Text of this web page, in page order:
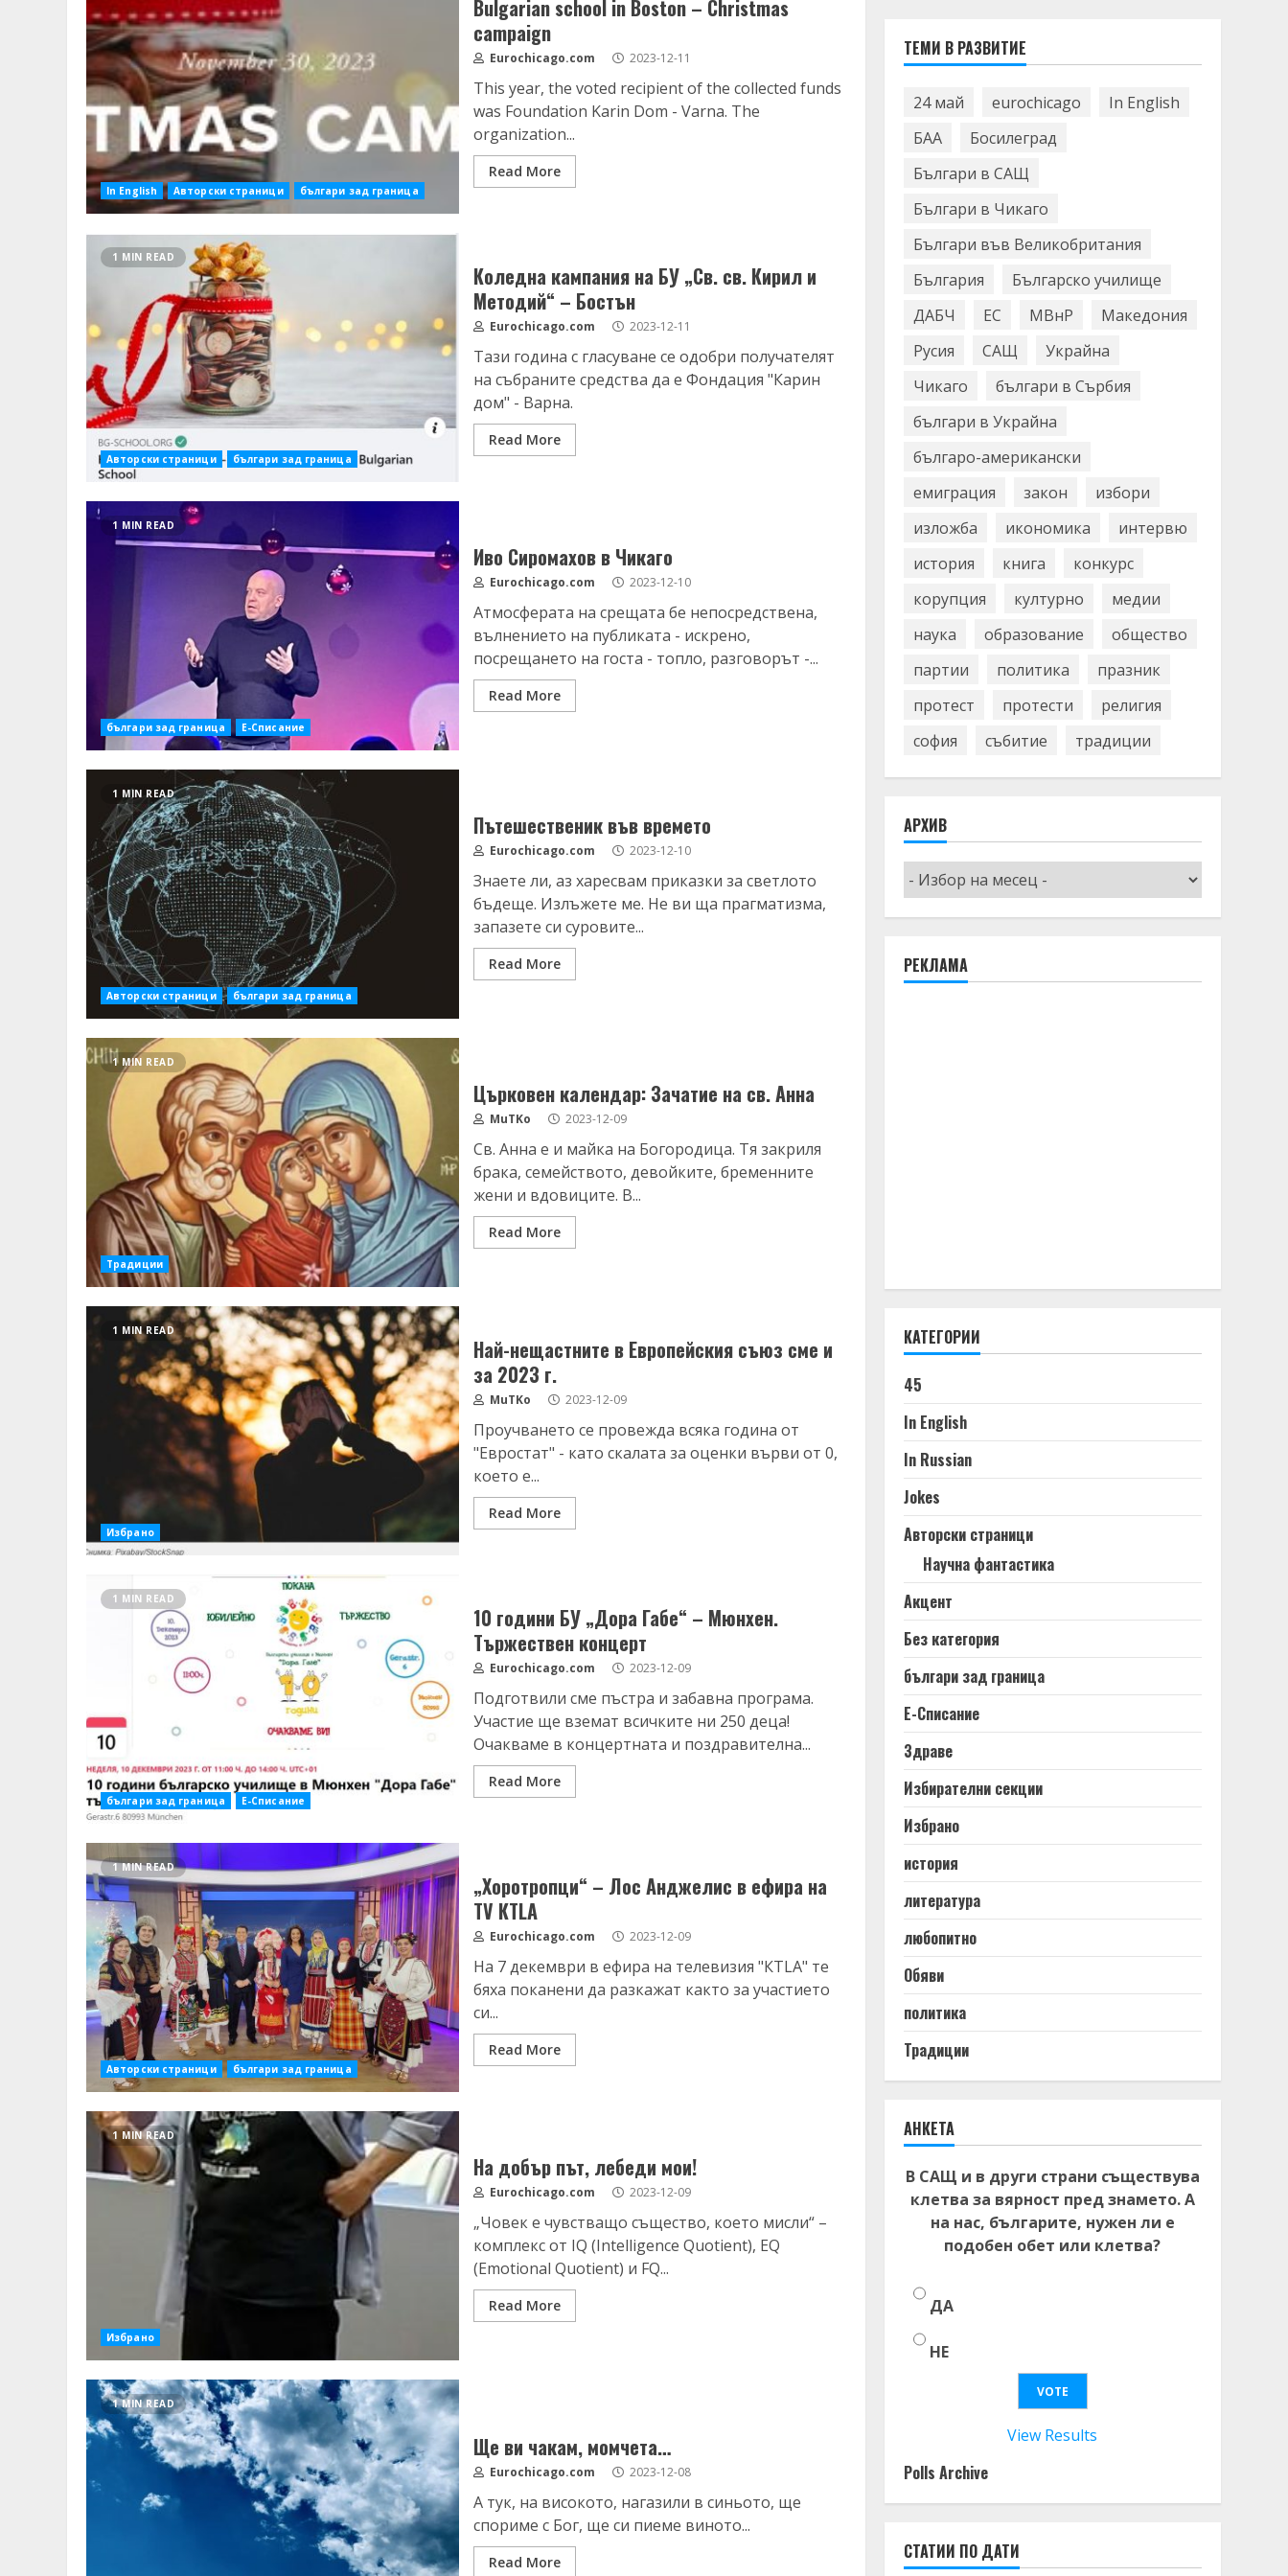
In English Авторски страници българи зад граница
Bulgarian school in Boston – Christmas
campaign
Eurochicago.com 2023-12-11
This year, the voted recipient of the collected funds
was Foundation Karin Dom - Varna. The
organization...
Read More
1 MIN READ
Авторски страници българи зад граница
Коледна кампания на БУ „Св. св. Кирил и
Методий“ – Бостън
Eurochicago.com 2023-12-11
Тази година с гласуване се одобри получателят
на събраните средства да е Фондация "Карин
дом" - Варна.
Read More
1 MIN READ
българи зад граница Е-Списание
Иво Сиромахов в Чикаго
Eurochicago.com 2023-12-10
Атмосферата на срещата бе непосредствена,
вълнението на публиката - искрено,
посрещането на госта - топло, разговорът -...
Read More
1 MIN READ
Авторски страници българи зад граница
Пътешественик във времето
Eurochicago.com 2023-12-10
Знаете ли, аз харесвам приказки за светлото
бъдеще. Излъжете ме. Не ви ща прагматизма,
запазете си суровите...
Read More
1 MIN READ
Традиции
Църковен календар: Зачатие на св. Анна
MuTKo 2023-12-09
Св. Анна е и майка на Богородица. Тя закриля
брака, семейството, девойките, бременните
жени и вдовиците. В...
Read More
1 MIN READ
Избрано
Най-нещастните в Европейския съюз сме и
за 2023 г.
MuTKo 2023-12-09
Проучването се провежда всяка година от
"Евростат" - като скалата за оценки върви от 0,
което е...
Read More
1 MIN READ
българи зад граница Е-Списание
10 години БУ „Дора Габе“ – Мюнхен.
Тържествен концерт
Eurochicago.com 2023-12-09
Подготвили сме пъстра и забавна програма.
Участие ще вземат всичките ни 250 деца!
Очакваме в концертната и поздравителна...
Read More
1 MIN READ
Авторски страници българи зад граница
„Хоротропци“ – Лос Анджелис в ефира на
TV КТLA
Eurochicago.com 2023-12-09
На 7 декември в ефира на телевизия "КТLA" те
бяха поканени да разкажат както за участието
си...
Read More
1 MIN READ
Избрано
На добър път, лебеди мои!
Eurochicago.com 2023-12-09
„Човек е чувстващо същество, което мисли“ –
комплекс от IQ (Intelligence Quotient), EQ
(Emotional Quotient) и FQ...
Read More
1 MIN READ
Ще ви чакам, момчета…
Eurochicago.com 2023-12-08
А тук, на високото, нагазили в синьото, ще
спориме с Бог, ще си пиеме виното...
Read More
ТЕМИ В РАЗВИТИЕ
24 май eurochicago
In English
БАА
Босилеград
Българи в САЩ
Българи в Чикаго
Българи във Великобритания
България
Българско училище
ДАБЧ
ЕС МВнР
Македония
Русия
САЩ
Украйна
Чикаго
българи в Сърбия
българи в Украйна
българо-американски
емиграция
закон
избори
изложба
икономика
интервю
история
книга
конкурс
корупция
културно
медии
наука
образование
общество
партии
политика
празник
протест
протести
религия
софия
събитие традиции
АРХИВ
Архив
РЕКЛАМА
КАТЕГОРИИ
45
In English
In Russian
Jokes
Авторски страници
Научна фантастика
Акцент
Без категория
българи зад граница
Е-Списание
Здраве
Избирателни секции
Избрано
история
литература
любопитно
Обяви
политика
Традиции
АНКЕТА
В САЩ и в други страни съществува
клетва за вярност пред знамето. А
на нас, българите, нужен ли е
подобен обет или клетва?
ДА
НЕ
View Results
Polls Archive
СТАТИИ ПО ДАТИ